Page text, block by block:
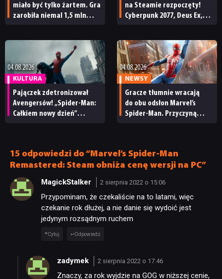
miało być tylko żartem. Gra
zarobiła niemal 1,5 mln
na Steamie rozpoczęty!
Cyberpunk 2077, Deus Ex,
04.08.2026
KULTURA
Pajączek zdetronizował
Avengersów! „Spider-Man:
Całkiem nowy dzień”
04.08.2026
NEWSY
Gracze tłumnie wracają
do obu odsłon Marvel’s
Spider-Man. Przyczyną
15 odpowiedzi do “Marvel’s Spider-Man
Remastered: Steam obniża cenę wersji na PC”
MagickStalker 2 sierpnia 2022 o 15:06
Przypominam, że czekaliście na to latami, więc
czekanie rok dłużej, a nie danie się wydoić jest
jedynym rozsądnym ruchem
Cytuj Odpowiedz
zadymek 2 sierpnia 2022 o 17:46
Znaczy, za rok wyjdzie na GOG w niższej cenie,